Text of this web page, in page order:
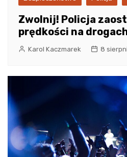
Zwolnij! Policja
prędkości na
Karol Kaczmarek 8